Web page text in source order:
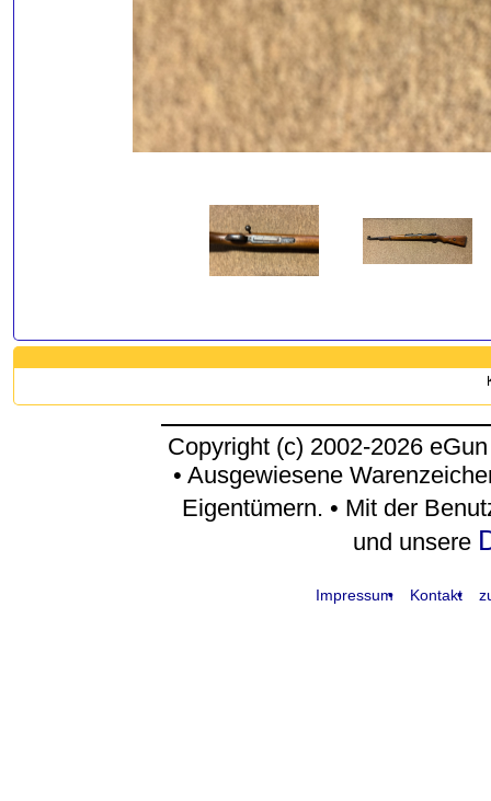
Copyright (c) 2002-2026
• Ausgewiesene
Eigentümern. • Mit der
und unsere
Impressum Kontakt